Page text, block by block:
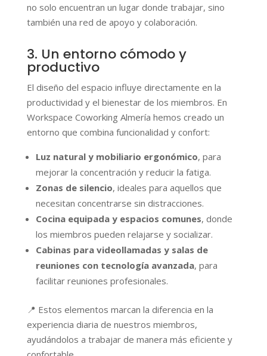
no solo encuentran un lugar donde trabajar, sino
también una red de apoyo y colaboración.
3. Un entorno cómodo y
productivo
El diseño del espacio influye directamente en la
productividad y el bienestar de los miembros. En
Workspace Coworking Almería hemos creado un
entorno que combina funcionalidad y confort:
Luz natural y mobiliario ergonómico, para
mejorar la concentración y reducir la fatiga.
Zonas de silencio, ideales para aquellos que
necesitan concentrarse sin distracciones.
Cocina equipada y espacios comunes, donde
los miembros pueden relajarse y socializar.
Cabinas para videollamadas y salas de
reuniones con tecnología avanzada, para
facilitar reuniones profesionales.
📍 Estos elementos marcan la diferencia en la
experiencia diaria de nuestros miembros,
ayudándolos a trabajar de manera más eficiente y